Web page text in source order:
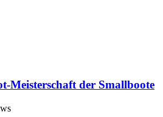
Meisterschaft der Smallboote